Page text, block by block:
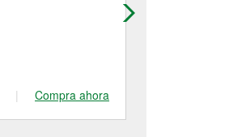
| Compra ahora